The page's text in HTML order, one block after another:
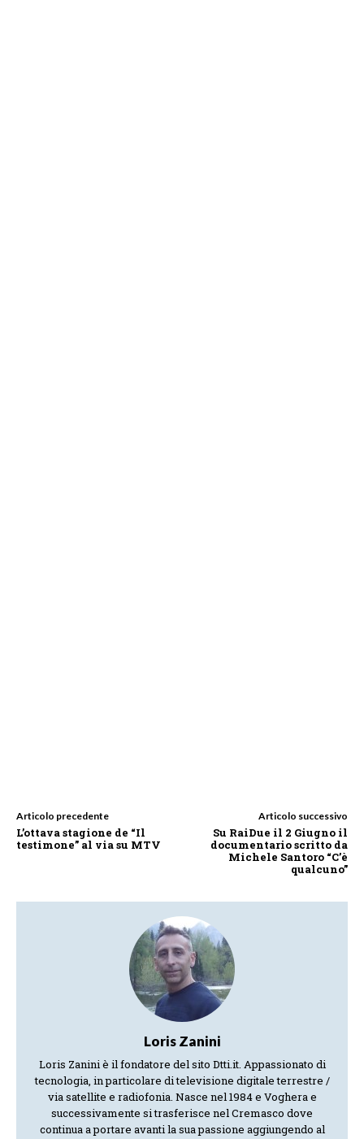
Articolo precedente
L’ottava stagione de “Il
testimone” al via su MTV
Articolo successivo
Su RaiDue il 2 Giugno il
documentario scritto da
Michele Santoro “C’è
qualcuno”
Loris Zanini
Loris Zanini è il fondatore del sito Dtti.it. Appassionato di
tecnologia, in particolare di televisione digitale terrestre /
via satellite e radiofonia. Nasce nel 1984 e Voghera e
successivamente si trasferisce nel Cremasco dove
continua a portare avanti la sua passione aggiungendo al